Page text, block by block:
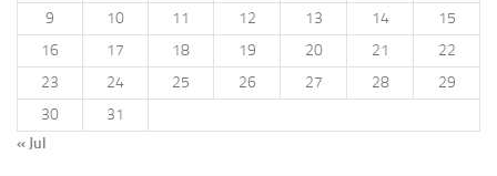
9
10 11 12 13 14
15
16
17 18 19 20 21
22
23
24 25 26 27 28
29
30
31
« Jul